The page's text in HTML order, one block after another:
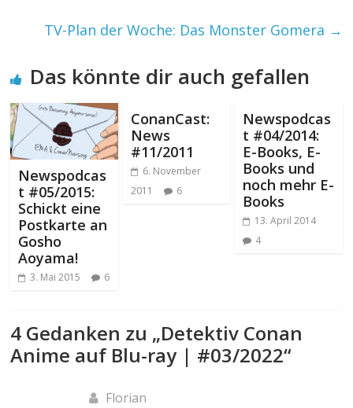
TV-Plan der Woche: Das Monster Gomera →
Das könnte dir auch gefallen
Newspodcas
t #05/2015:
Schickt eine
Postkarte an
Gosho
Aoyama!
3. Mai 2015 6
ConanCast:
News
#11/2011
6. November
2011
6
Newspodcas
t #04/2014:
E-Books, E-
Books und
noch mehr E-
Books
13. April 2014
4
4 Gedanken zu „Detektiv Conan
Anime auf Blu-ray | #03/2022“
Florian